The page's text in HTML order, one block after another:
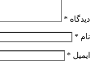
دیدگاه *
نام *
ایمیل *